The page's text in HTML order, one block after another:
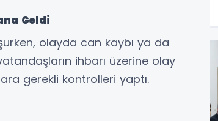
Geldi
olayda can kaybı ya da
ihbarı üzerine olay
gerekli kontrolleri yaptı.